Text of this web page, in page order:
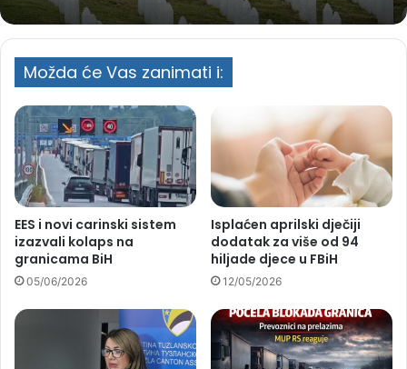
Možda će Vas zanimati i:
EES i novi carinski sistem
izazvali kolaps na
granicama BiH
05/06/2026
Isplaćen aprilski dječiji
dodatak za više od 94
hiljade djece u FBiH
12/05/2026